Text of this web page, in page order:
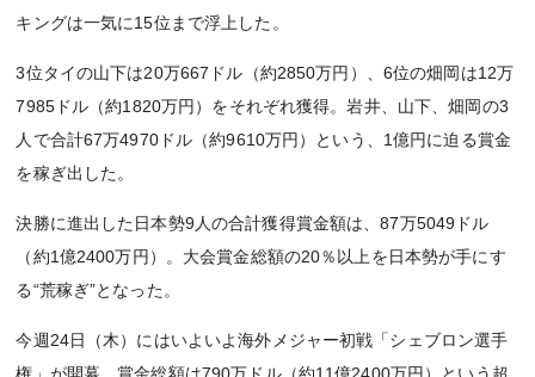
キングは一気に15位まで浮上した。
3位タイの山下は20万667ドル（約2850万円）、6位の畑岡は12万
7985ドル（約1820万円）をそれぞれ獲得。岩井、山下、畑岡の3
人で合計67万4970ドル（約9610万円）という、1億円に迫る賞金
を稼ぎ出した。
決勝に進出した日本勢9人の合計獲得賞金額は、87万5049ドル
（約1億2400万円）。大会賞金総額の20％以上を日本勢が手にす
る“荒稼ぎ”となった。
今週24日（木）にはいよいよ海外メジャー初戦「シェブロン選手
権」が開幕。賞金総額は790万ドル（約11億2400万円）という超